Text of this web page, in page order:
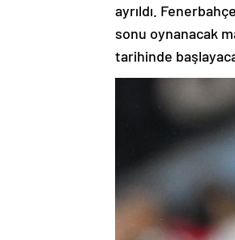
ayrıldı.
sonu oynanacak
tarihinde